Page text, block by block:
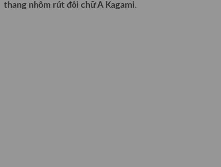
thang nhôm rút đôi chữ A Kagami.